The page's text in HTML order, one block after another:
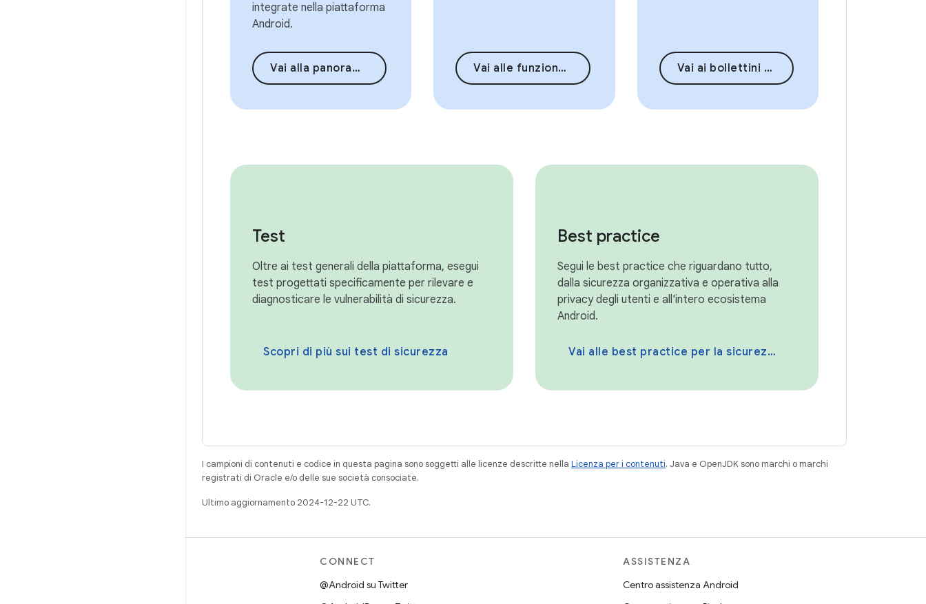
integrate nella piattaforma
Android.
Vai alla panoramica della sicurezza Vai alle funzionalità di sicurezza Vai ai bollettini sulla sicurezza
Test
Oltre ai test generali della piattaforma, esegui
test progettati specificamente per rilevare e
diagnosticare le vulnerabilità di sicurezza.
Scopri di più sui test di sicurezza
Best practice
Segui le best practice che riguardano tutto,
dalla sicurezza organizzativa e operativa alla
privacy degli utenti e all'intero ecosistema
Android.
Vai alle best practice per la sicurezza
I campioni di contenuti e codice in questa pagina sono soggetti alle licenze descritte nella Licenza per i contenuti. Java e OpenJDK sono marchi o marchi
registrati di Oracle e/o delle sue società consociate.
Ultimo aggiornamento 2024-12-22 UTC.
CONNECT
@Android su Twitter
ASSISTENZA
Centro assistenza Android